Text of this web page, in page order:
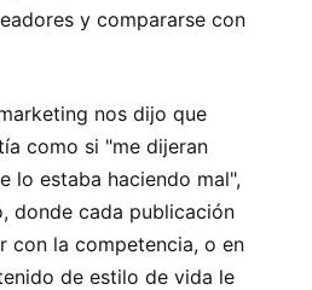
y compararse con
nos dijo que
como si "me dijeran
lo estaba haciendo mal",
donde cada publicación
con la competencia, o en
de estilo de vida le